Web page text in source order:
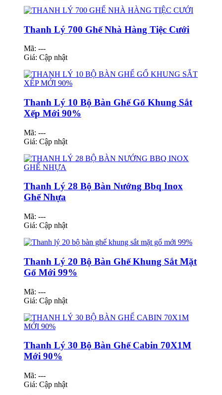
Thanh Lý 700 Ghế Nhà Hàng Tiệc Cưới
Mã: ---
Giá: Cập nhật
Thanh Lý 10 Bộ Bàn Ghế Gổ Khung Sắt
Xếp Mới 90%
Mã: ---
Giá: Cập nhật
Thanh Lý 28 Bộ Bàn Nướng Bbq Inox
Ghế Nhựa
Mã: ---
Giá: Cập nhật
Thanh Lý 20 Bộ Bàn Ghế Khung Sắt Mặt
Gổ Mới 99%
Mã: ---
Giá: Cập nhật
Thanh Lý 30 Bộ Bàn Ghế Cabin 70X1M
Mới 90%
Mã: ---
Giá: Cập nhật